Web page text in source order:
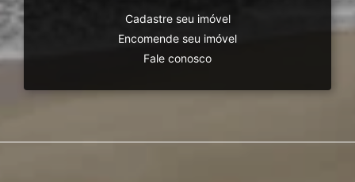
Cadastre seu imóvel
Encomende seu imóvel
Fale conosco